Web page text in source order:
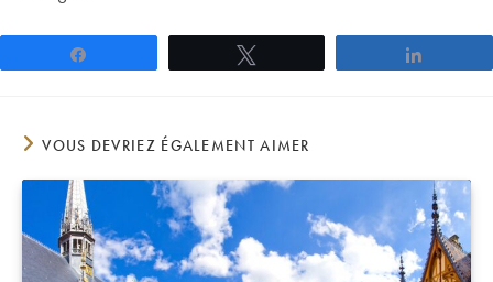
VOUS DEVRIEZ ÉGALEMENT AIMER